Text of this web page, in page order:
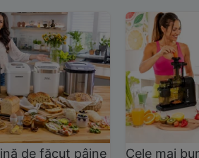
de făcut pâine
Cele mai